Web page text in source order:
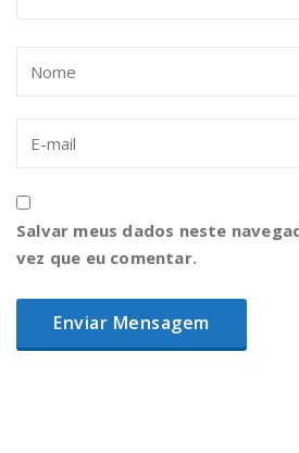
Salvar meus dados neste
vez que eu comentar.